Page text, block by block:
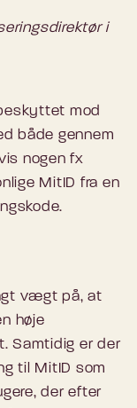
i
mod
både gennem
nogen fx
MitID fra en
vægt på, at
høje
Samtidig er der
til MitID som
der efter